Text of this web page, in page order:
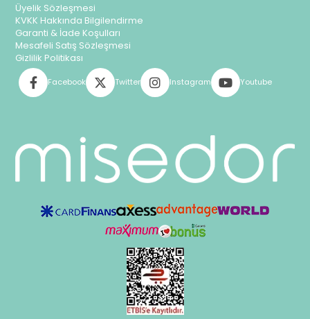
Üyelik Sözleşmesi
KVKK Hakkında Bilgilendirme
Garanti & İade Koşulları
Mesafeli Satış Sözleşmesi
Gizlilik Politikası
Facebook Twitter Instagram Youtube